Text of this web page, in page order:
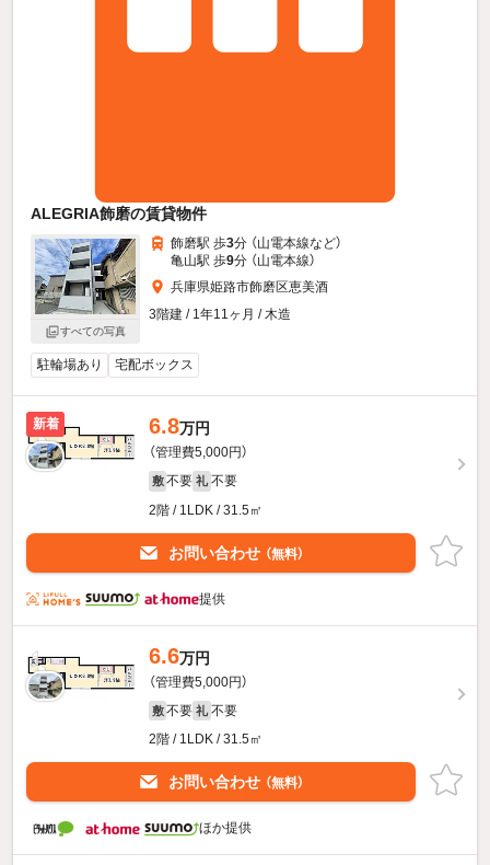
ALEGRIA飾磨の賃貸物件
すべての写真
飾磨駅 歩3分 （山電本線など）
亀山駅 歩9分 （山電本線）
兵庫県姫路市飾磨区恵美酒
3階建 / 1年11ヶ月 / 木造
駐輪場あり 宅配ボックス
新着 6.8万円
（管理費5,000円）
敷 不要 礼 不要
2階 / 1LDK / 31.5㎡
お問い合わせ （無料）
提供
6.6万円
（管理費5,000円）
敷 不要 礼 不要
2階 / 1LDK / 31.5㎡
お問い合わせ （無料）
ほか提供